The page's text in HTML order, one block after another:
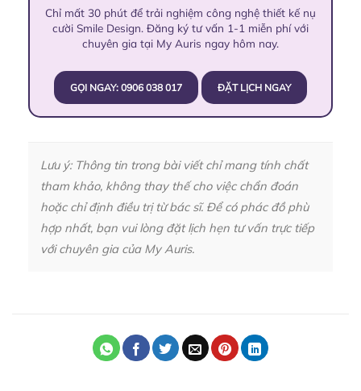
Chỉ mất 30 phút để trải nghiệm công nghệ thiết kế nụ
cười Smile Design. Đăng ký tư vấn 1-1 miễn phí với
chuyên gia tại My Auris ngay hôm nay.
GỌI NGAY: 0906 038 017 ĐẶT LỊCH NGAY
Lưu ý: Thông tin trong bài viết chỉ mang tính chất
tham khảo, không thay thế cho việc chẩn đoán
hoặc chỉ định điều trị từ bác sĩ. Để có phác đồ phù
hợp nhất, bạn vui lòng đặt lịch hẹn tư vấn trực tiếp
với chuyên gia của My Auris.